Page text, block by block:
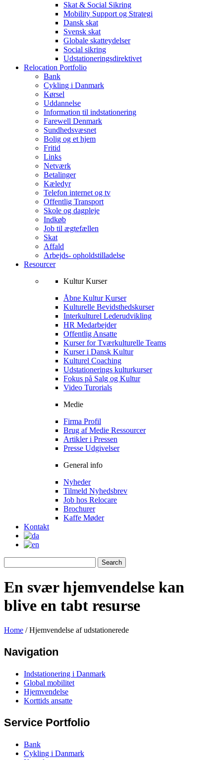
Skat & Social Sikring
Mobility Support og Strategi
Dansk skat
Svensk skat
Globale skatteydelser
Social sikring
Udstationeringsdirektivet
Relocation Portfolio
Bank
Cykling i Danmark
Kørsel
Uddannelse
Information til indstationering
Farewell Denmark
Sundhedsvæsnet
Bolig og et hjem
Fritid
Links
Netværk
Betalinger
Kæledyr
Telefon internet og tv
Offentlig Transport
Skole og dagpleje
Indkøb
Job til ægtefællen
Skat
Affald
Arbejds- opholdstilladelse
Resourcer
Kultur Kurser
Åbne Kultur Kurser
Kulturelle Bevidsthedskurser
Interkulturel Lederudvikling
HR Medarbejder
Offentlig Ansatte
Kurser for Tværkulturelle Teams
Kurser i Dansk Kultur
Kulturel Coaching
Udstationerings kulturkurser
Fokus på Salg og Kultur
Video Turorials
Medie
Firma Profil
Brug af Medie Ressourcer
Artikler i Pressen
Presse Udgivelser
General info
Nyheder
Tilmeld Nyhedsbrev
Job hos Relocare
Brochurer
Kaffe Møder
Kontakt
En svær hjemvendelse kan
blive en tabt resurse
Home /Hjemvendelse af udstationerede
Navigation
Indstationering i Danmark
Global mobilitet
Hjemvendelse
Korttids ansatte
Service Portfolio
Bank
Cykling i Danmark